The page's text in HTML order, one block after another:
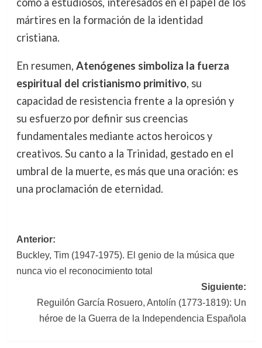
mártires en la formación de la identidad
cristiana.
En resumen, Atenógenes simboliza la fuerza
espiritual del cristianismo primitivo, su
capacidad de resistencia frente a la opresión y
su esfuerzo por definir sus creencias
fundamentales mediante actos heroicos y
creativos. Su canto a la Trinidad, gestado en el
umbral de la muerte, es más que una oración: es
una proclamación de eternidad.
Navegación
de
Anterior:
Buckley, Tim (1947-1975). El genio de la música que
nunca vio el reconocimiento total
Siguiente:
Reguilón García Rosuero, Antolín (1773-1819): Un
héroe de la Guerra de la Independencia Española